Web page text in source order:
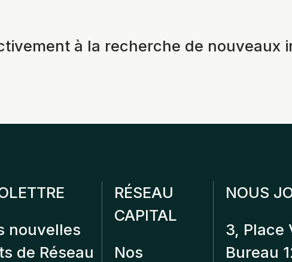
à la recherche de nouveaux
nouvelles
de Réseau
RÉSEAU
CAPITAL
Nos
NOUS
3, Place
Bureau